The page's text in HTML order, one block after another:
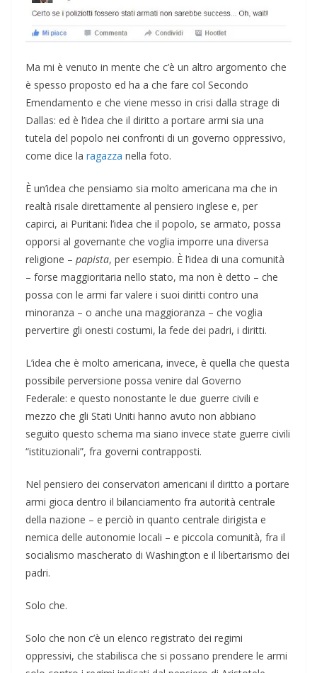
Ma mi è venuto in mente che c’è un altro argomento che
è spesso proposto ed ha a che fare col Secondo
Emendamento e che viene messo in crisi dalla strage di
Dallas: ed è l’idea che il diritto a portare armi sia una
tutela del popolo nei confronti di un governo oppressivo,
come dice la ragazza nella foto.
È un’idea che pensiamo sia molto americana ma che in
realtà risale direttamente al pensiero inglese e, per
capirci, ai Puritani: l’idea che il popolo, se armato, possa
opporsi al governante che voglia imporre una diversa
religione – papista, per esempio. È l’idea di una comunità
– forse maggioritaria nello stato, ma non è detto – che
possa con le armi far valere i suoi diritti contro una
minoranza – o anche una maggioranza – che voglia
pervertire gli onesti costumi, la fede dei padri, i diritti.
L’idea che è molto americana, invece, è quella che questa
possibile perversione possa venire dal Governo
Federale: e questo nonostante le due guerre civili e
mezzo che gli Stati Uniti hanno avuto non abbiano
seguito questo schema ma siano invece state guerre civili
“istituzionali”, fra governi contrapposti.
Nel pensiero dei conservatori americani il diritto a portare
armi gioca dentro il bilanciamento fra autorità centrale
della nazione – e perciò in quanto centrale dirigista e
nemica delle autonomie locali – e piccola comunità, fra il
socialismo mascherato di Washington e il libertarismo dei
padri.
Solo che.
Solo che non c’è un elenco registrato dei regimi
oppressivi, che stabilisca che si possano prendere le armi